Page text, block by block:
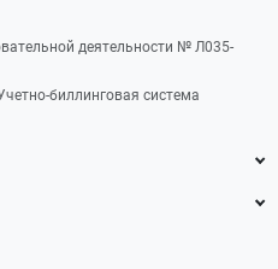
деятельности № Л035-
биллинговая система